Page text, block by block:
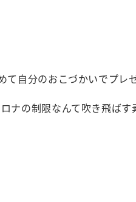
自分のおこづかいでプレ
ナの制限なんて吹き飛ばす